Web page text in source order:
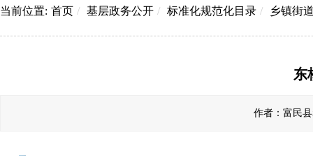
当前位置: 首页 / 基层政务公开 / 标准化规范化目录 / 乡镇街
东
作者：富民